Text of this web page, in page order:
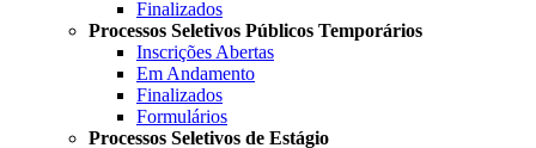
Finalizados
Processos Seletivos Públicos Temporários
Inscrições Abertas
Em Andamento
Finalizados
Formulários
Processos Seletivos de Estágio